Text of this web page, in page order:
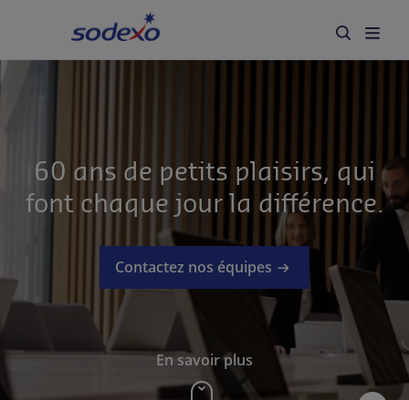
Qui sommes-nous
Blog
Carrière
60 ans de petits plaisirs, qui
font chaque jour la différence.
Contactez nos équipes
En savoir plus